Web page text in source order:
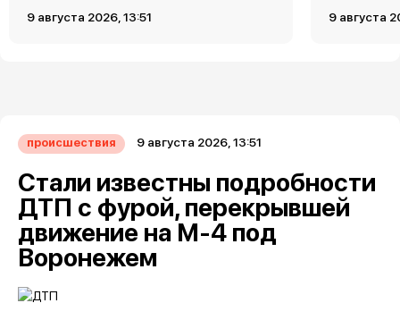
9 августа 2026, 13:51 9 августа
происшествия 9 августа 2026, 13:51
Стали известны подробности
ДТП с фурой, перекрывшей
движение на М-4 под
Воронежем